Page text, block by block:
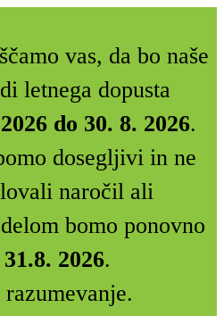
vas, da bo naše
letnega dopusta
do 30. 8. 2026.
dosegljivi in ne
naročil ali
bomo ponovno
31.8. 2026.